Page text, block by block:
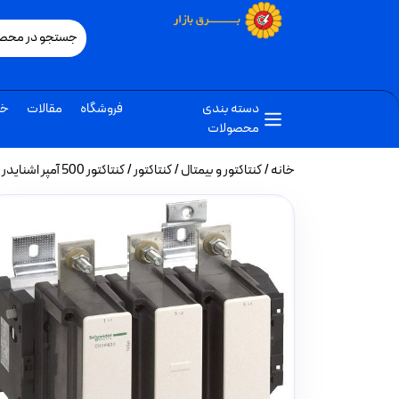
دسته بندی
محصولات
فروشگاه مقالات
خانه/کنتاکتور و بیمتال/کنتاکتور/ کنتاکتور 500 آمپر اشنایدر 250 کیلووات بوبین 220VAC مدل LC1F500M7